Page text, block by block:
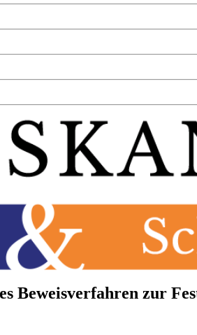
Beweisverfahren zur